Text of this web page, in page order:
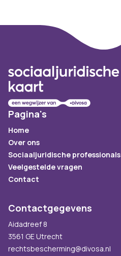
Pagina's
Home
Over ons
Sociaaljuridische professionals
Veelgestelde vragen
Contact
Contactgegevens
Aidadreef 8
3561 GE Utrecht
rechtsbescherming@divosa.nl